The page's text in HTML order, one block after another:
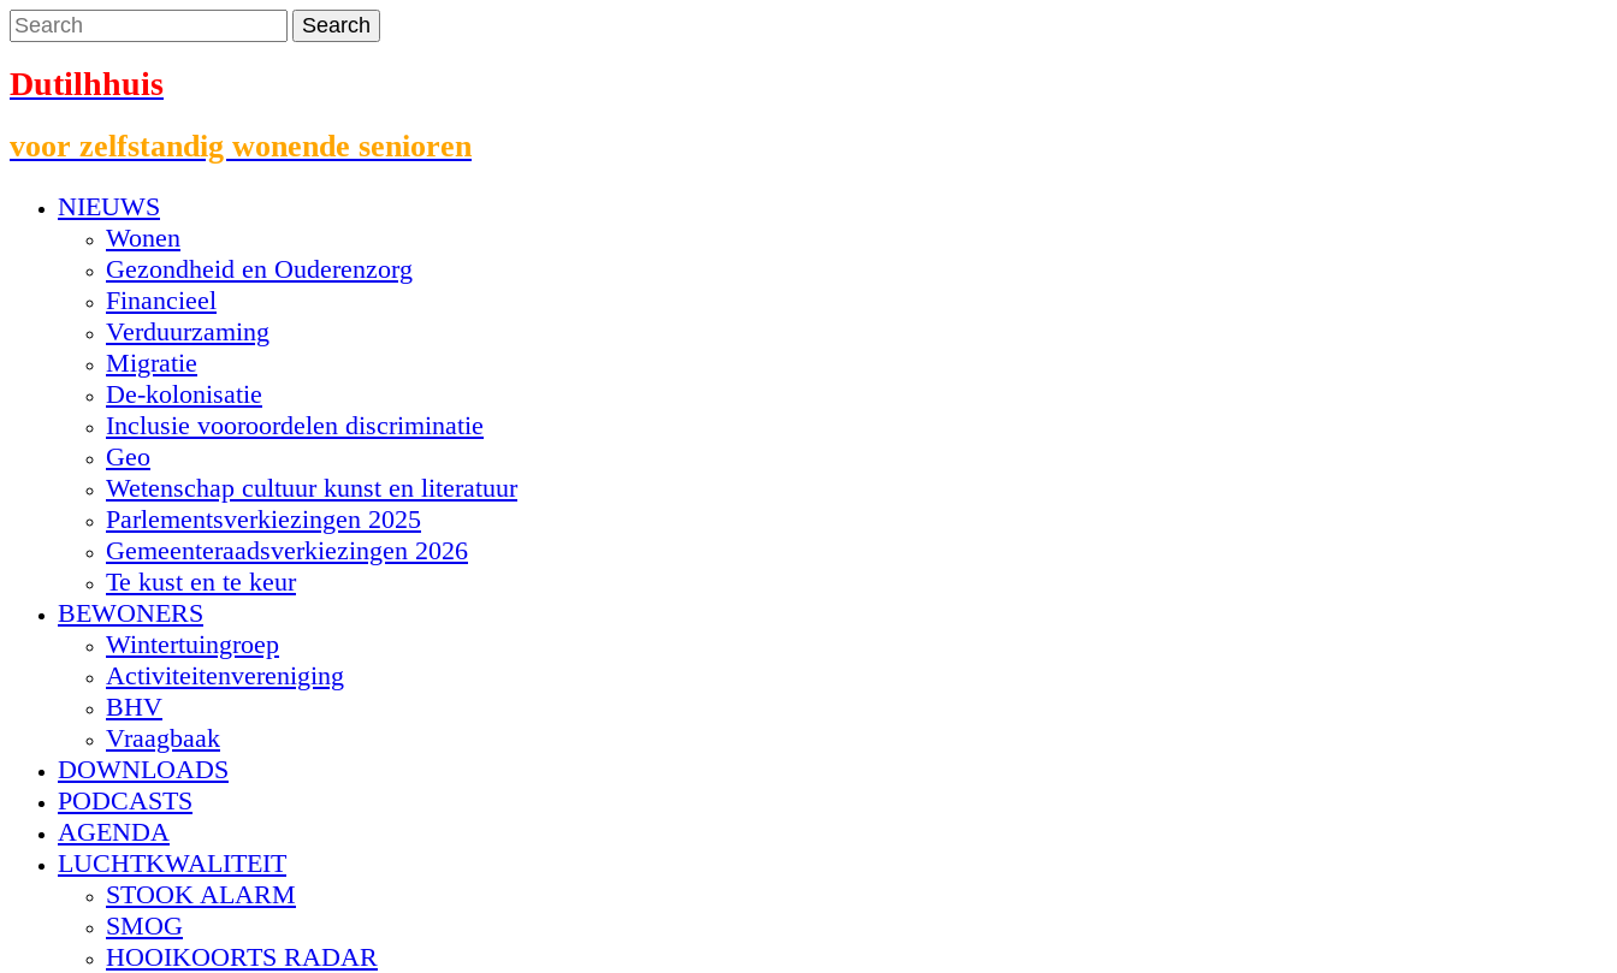
Dutilhhuis
voor zelfstandig wonende senioren
NIEUWS
Wonen
Gezondheid en Ouderenzorg
Financieel
Verduurzaming
Migratie
De-kolonisatie
Inclusie vooroordelen discriminatie
Geo
Wetenschap cultuur kunst en literatuur
Parlementsverkiezingen 2025
Gemeenteraadsverkiezingen 2026
Te kust en te keur
BEWONERS
Wintertuingroep
Activiteitenvereniging
BHV
Vraagbaak
DOWNLOADS
PODCASTS
AGENDA
LUCHTKWALITEIT
STOOK ALARM
SMOG
HOOIKOORTS RADAR